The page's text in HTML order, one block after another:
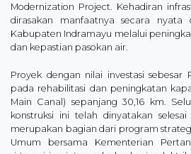
Modernization Project. Kehadiran
dirasakan manfaatnya secara
Kabupaten Indramayu melalui
dan kepastian pasokan air.
Proyek dengan nilai investasi sebesar
pada rehabilitasi dan peningkatan
Main Canal) sepanjang 30,16 km.
konstruksi ini telah dinyatakan
merupakan bagian dari program
Umum bersama Kementerian